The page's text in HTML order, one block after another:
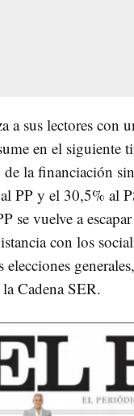
a sus lectores con
en el
de la financiación
PP y el 30,5% al
se vuelve a
con los
Cadena SER.